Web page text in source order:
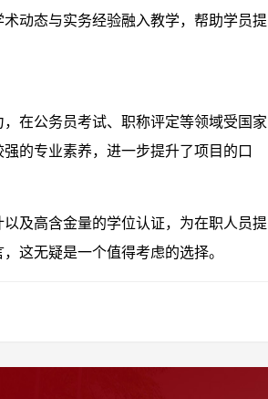
动态与实务经验融入教学，帮助学员提
在公务员考试、职称评定等领域受国家
的专业素养，进一步提升了项目的口
及高含金量的学位认证，为在职人员提
这无疑是一个值得考虑的选择。